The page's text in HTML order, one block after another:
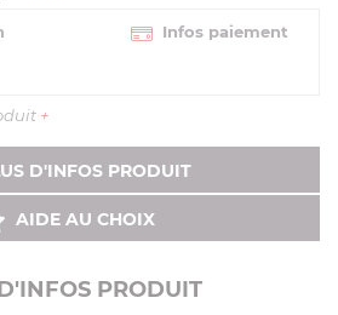
Infos paiement
+
D'INFOS PRODUIT
AIDE AU CHOIX
PRODUIT